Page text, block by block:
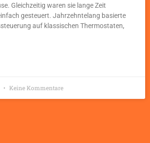
Gleichzeitig waren sie lange Zeit
gesteuert. Jahrzehntelang basierte
auf klassischen Thermostaten,
Keine Kommentare